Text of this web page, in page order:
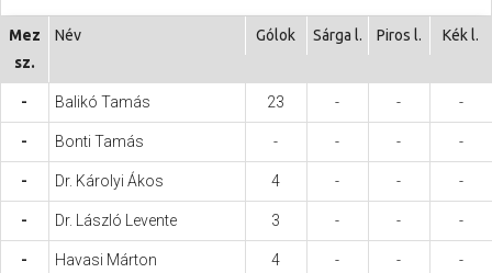
Hasznos
Mez
sz.
Név Gólok Sárga l. Piros l. Kék l.
- Balikó Tamás 23 - - -
- Bonti Tamás - - - -
- Dr. Károlyi Ákos 4 - - -
- Dr. László Levente 3 - - -
- Havasi Márton 4 - - -